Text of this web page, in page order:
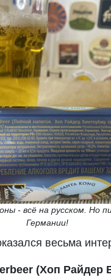
- всё на русском. Но
Германии!
весьма
(Хоп Райдер